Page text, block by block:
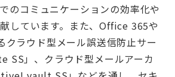
のコミュニケーションの効率化や
しています。また、Office 365や
ラウド型メール誤送信防止サー
SS」、クラウド型メールアーカ